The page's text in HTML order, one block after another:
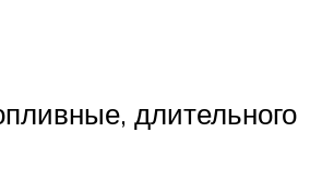
длительного